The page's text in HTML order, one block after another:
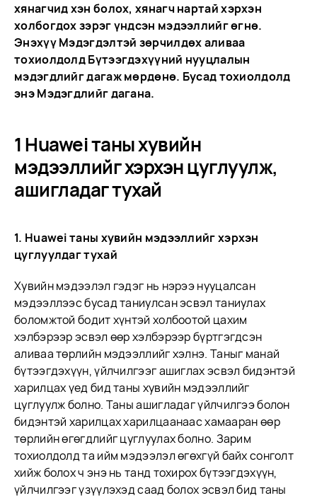
хянагчид хэн болох, хянагч нартай хэрхэн
холбогдох зэрэг үндсэн мэдээллийг өгнө.
Энэхүү Мэдэгдэлтэй зөрчилдөх аливаа
тохиолдолд Бүтээгдэхүүний нууцлалын
мэдэгдлийг дагаж мөрдөнө. Бусад тохиолдолд
энэ Мэдэгдлийг дагана.
1 Huawei таны хувийн
мэдээллийг хэрхэн цуглуулж,
ашигладаг тухай
1. Huawei таны хувийн мэдээллийг хэрхэн
цуглуулдаг тухай
Хувийн мэдээлэл гэдэг нь нэрээ нууцалсан
мэдээллээс бусад таниулсан эсвэл таниулах
боломжтой бодит хүнтэй холбоотой цахим
хэлбэрээр эсвэл өөр хэлбэрээр бүртгэгдсэн
аливаа төрлийн мэдээллийг хэлнэ. Таныг манай
бүтээгдэхүүн, үйлчилгээг ашиглах эсвэл бидэнтэй
харилцах үед бид таны хувийн мэдээллийг
цуглуулж болно. Таны ашигладаг үйлчилгээ болон
бидэнтэй харилцах харилцаанаас хамааран өөр
төрлийн өгөгдлийг цуглуулах болно. Зарим
тохиолдолд та ийм мэдээлэл өгөхгүй байх сонголт
хийж болох ч энэ нь танд тохирох бүтээгдэхүүн,
үйлчилгээг үзүүлэхэд саад болох эсвэл бид таны